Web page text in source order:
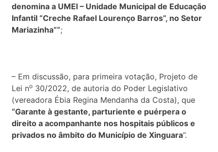
denomina a UMEI – Unidade Municipal de Educação
Infantil “Creche Rafael Lourenço Barros”, no Setor
Mariazinha””;
– Em discussão, para primeira votação, Projeto de
Lei no 30/2022, de autoria do Poder Legislativo
(vereadora Ébia Regina Mendanha da Costa), que
“Garante à gestante, parturiente e puérpera o
direito a acompanhante nos hospitais públicos e
privados no âmbito do Município de Xinguara”.